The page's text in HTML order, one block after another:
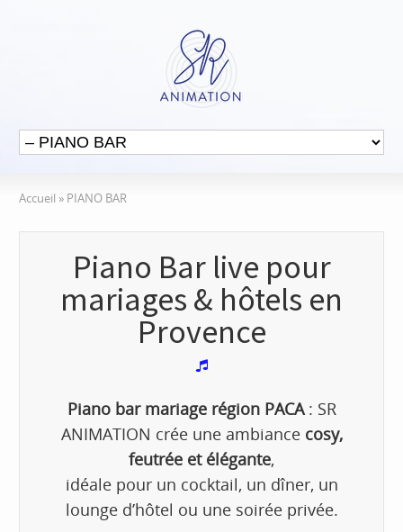
Accueil » PIANO BAR
Piano Bar live pour
mariages & hôtels en
Provence
Piano bar mariage région PACA: SR
ANIMATION crée une ambiance cosy,
feutrée et élégante,
idéale pour un cocktail, un dîner, un
lounge d’hôtel ou une soirée privée.